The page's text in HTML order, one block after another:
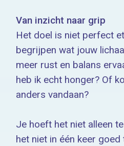
Van inzicht naar grip
Het doel is niet perfect
begrijpen wat jouw
meer rust en balans
heb ik echt honger? Of
anders vandaan?
Je hoeft het niet alleen
het niet in één keer